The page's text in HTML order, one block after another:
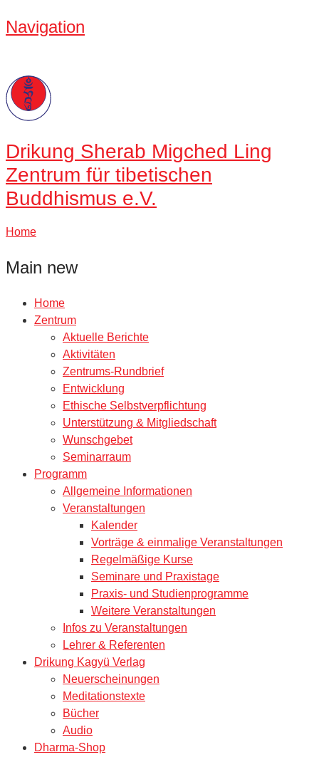
Navigation
Drikung Sherab Migched Ling
Zentrum für tibetischen
Buddhismus e.V.
Home
Main new
Home
Zentrum
Aktuelle Berichte
Aktivitäten
Zentrums-Rundbrief
Entwicklung
Ethische Selbstverpflichtung
Unterstützung & Mitgliedschaft
Wunschgebet
Seminarraum
Programm
Allgemeine Informationen
Veranstaltungen
Kalender
Vorträge & einmalige Veranstaltungen
Regelmäßige Kurse
Seminare und Praxistage
Praxis- und Studienprogramme
Weitere Veranstaltungen
Infos zu Veranstaltungen
Lehrer & Referenten
Drikung Kagyü Verlag
Neuerscheinungen
Meditationstexte
Bücher
Audio
Dharma-Shop